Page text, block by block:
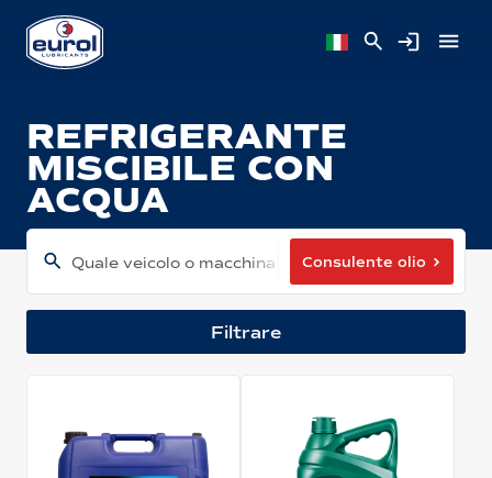
REFRIGERANTE
MISCIBILE CON
ACQUA
Quale veicolo o macchina hai?Consulente olio
Filtrare